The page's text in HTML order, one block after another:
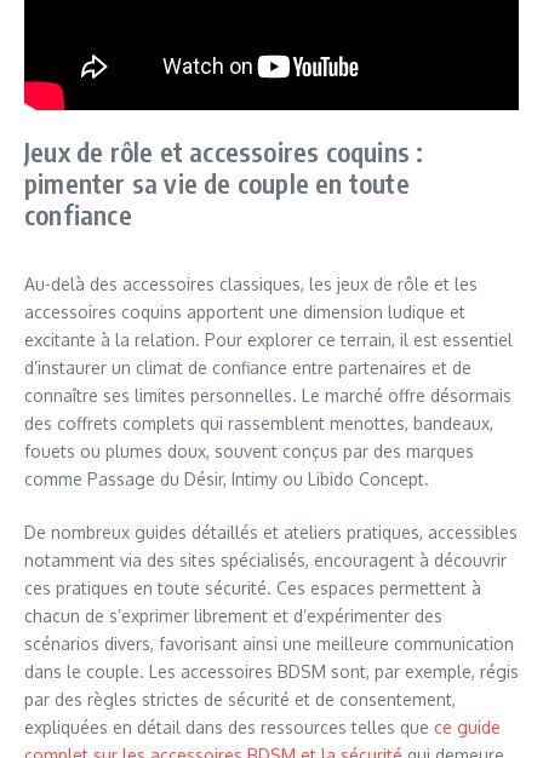
Jeux de rôle et accessoires coquins :
pimenter sa vie de couple en toute
confiance
Au-delà des accessoires classiques, les jeux de rôle et les
accessoires coquins apportent une dimension ludique et
excitante à la relation. Pour explorer ce terrain, il est essentiel
d’instaurer un climat de confiance entre partenaires et de
connaître ses limites personnelles. Le marché offre désormais
des coffrets complets qui rassemblent menottes, bandeaux,
fouets ou plumes doux, souvent conçus par des marques
comme Passage du Désir, Intimy ou Libido Concept.
De nombreux guides détaillés et ateliers pratiques, accessibles
notamment via des sites spécialisés, encouragent à découvrir
ces pratiques en toute sécurité. Ces espaces permettent à
chacun de s’exprimer librement et d’expérimenter des
scénarios divers, favorisant ainsi une meilleure communication
dans le couple. Les accessoires BDSM sont, par exemple, régis
par des règles strictes de sécurité et de consentement,
expliquées en détail dans des ressources telles que ce guide